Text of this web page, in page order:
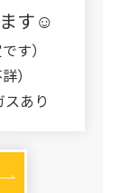
す☺
す）
）
あり